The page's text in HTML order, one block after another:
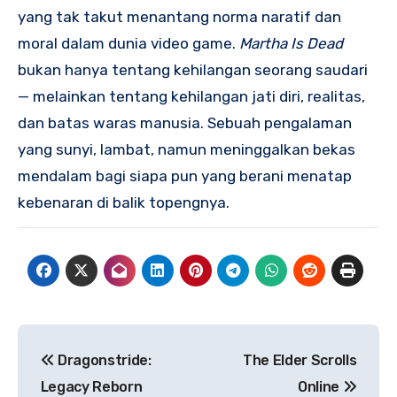
yang tak takut menantang norma naratif dan
moral dalam dunia video game. Martha Is Dead
bukan hanya tentang kehilangan seorang saudari
— melainkan tentang kehilangan jati diri, realitas,
dan batas waras manusia. Sebuah pengalaman
yang sunyi, lambat, namun meninggalkan bekas
mendalam bagi siapa pun yang berani menatap
kebenaran di balik topengnya.
pos
Dragonstride:
Legacy Reborn
The Elder Scrolls
Online